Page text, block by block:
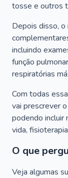
tosse e outros
Depois disso,
incluindo
função
respiratórias
Com todas
vai prescrever
podendo incluir
vida,
O que
Veja algumas